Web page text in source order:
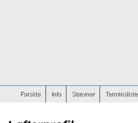
Forside Info Stævner Terminsliste